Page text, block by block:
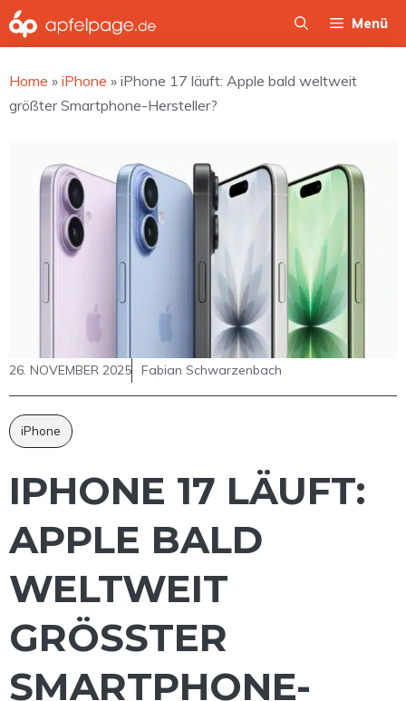
Zum
Inhalt
Menü
Home » iPhone » iPhone 17 läuft: Apple bald weltweit
größter Smartphone-Hersteller?
26. NOVEMBER 2025 Fabian Schwarzenbach
iPhone
IPHONE 17 LÄUFT:
APPLE BALD
WELTWEIT
GRÖSSTER S
MARTPHONE-H